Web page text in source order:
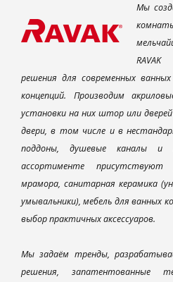
Мы
решения для современных
концепций. Производим
установки на них штор или
двери, в том числе и в
поддоны, душевые каналы
ассортименте
мрамора, санитарная керамика
умывальники), мебель для ванных
выбор практичных аксессуаров.
Мы задаём тренды,
решения, запатентованные